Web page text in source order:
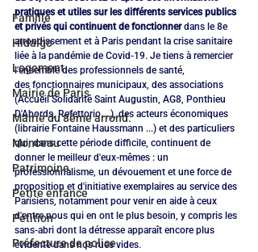
Famille
Hidalgo
Logement
Mairie de Paris
Mairie du 8ème arrond.
Monceau
Patrimoine
Petite enfance
Pétition
Préfecture de police
pratiques et utiles sur les différents services publics
et privés qui continuent de fonctionner dans le 8e
arrondissement et à Paris pendant la crise sanitaire
liée à la pandémie de Covid-19. Je tiens à remercier
l'ensemble des professionnels de santé,
des fonctionnaires municipaux, des associations
(Accueil Solidarité Saint Augustin, AG8, Ponthieu
D'Abords, Refettorio ...), des acteurs économiques
(librairie Fontaine Haussmann ...) et des particuliers
qui, dans cette période difficile, continuent de
donner le meilleur d'eux-mêmes : un
professionnalisme, un dévouement et une force de
proposition et d'initiative exemplaires au service des
Parisiens, notamment pour venir en aide à ceux
d'entre nous qui en ont le plus besoin, y compris les
sans-abri dont la détresse apparaît encore plus
évidente dans nos rues vides.